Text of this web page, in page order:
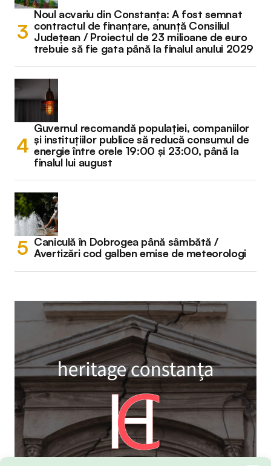
Noul acvariu din Constanța: A fost semnat
contractul de finanțare, anunță Consiliul
Județean / Proiectul de 23 milioane de euro
trebuie să fie gata până la finalul anului 2029
Guvernul recomandă populației, companiilor
și instituțiilor publice să reducă consumul de
energie între orele 19:00 și 23:00, până la
finalul lui august
Caniculă în Dobrogea până sâmbătă /
Avertizări cod galben emise de meteorologi